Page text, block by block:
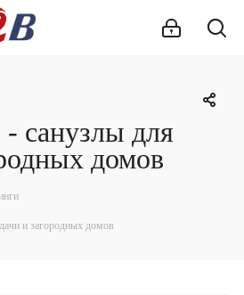
санузлы для
домов
и загородных домов